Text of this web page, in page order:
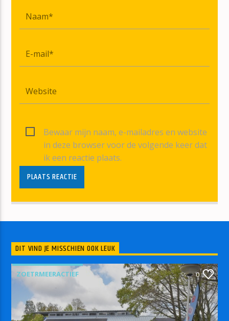
Bewaar mijn naam, e-mailadres en website
in deze browser voor de volgende keer dat
ik een reactie plaats.
DIT VIND JE MISSCHIEN OOK LEUK
ZOETRMEERACTIEF 0